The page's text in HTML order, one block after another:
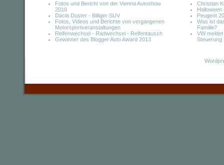
Fotos und Bericht von der Vienna Autoshow
2010
Dacia Duster - Billiger SUV
Fotos, Videos und Berichte von vergangenen
Motorsportveranstaltungen
Reifenwechsel - Radwechsel - Reifentausch
Gewinner des Blogger Auto Award 2013
Christian
Halloween
Peugeot
Was ist
Familie?
VW
Steuerung